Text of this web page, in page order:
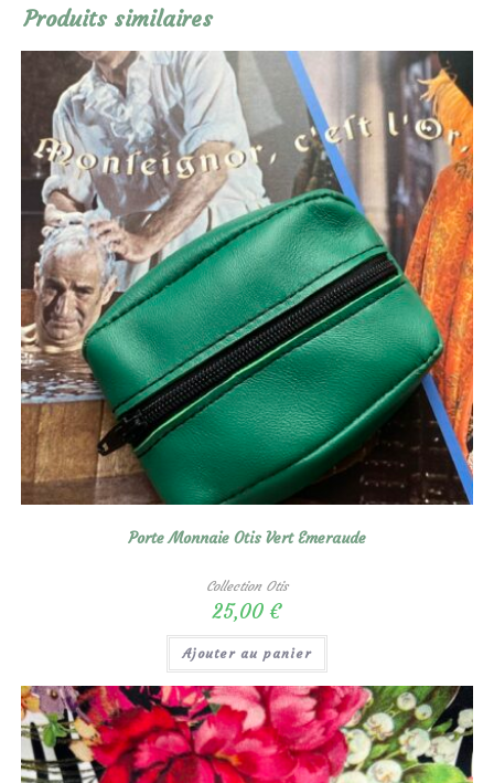
Produits similaires
Porte Monnaie Otis Vert Emeraude
Collection Otis
25,00 €
Ajouter au panier